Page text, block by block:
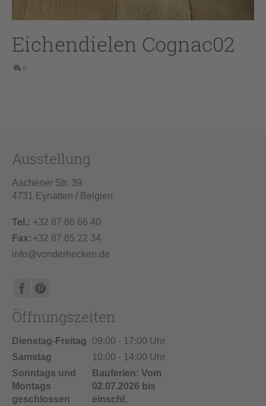
Eichendielen Cognac02
0
Ausstellung
Aachener Str. 39
4731 Eynatten / Belgien
Tel.: +32 87 86 66 40
Fax: +32 87 85 22 34
info@vonderhecken.de
Öffnungszeiten
Dienstag-Freitag
09:00 - 17:00 Uhr
Samstag
10:00 - 14:00 Uhr
Sonntags und
Montags
geschlossen
Bauferien: Vom
02.07.2026 bis
einschl.